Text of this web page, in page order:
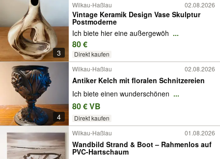
3
Wilkau-Haßlau 02.08.2026
Vintage Keramik Design Vase Skulptur
Postmoderne
Ich biete hier eine außergewöh ...
80 €
Direkt kaufen
4
Wilkau-Haßlau 02.08.2026
Antiker Kelch mit floralen Schnitzereien
Ich biete einen wunderschönen ...
80 € VB
Direkt kaufen
Wilkau-Haßlau
01.08.2026
​Wandbild Strand & Boot – Rahmenlos auf
PVC-Hartschaum